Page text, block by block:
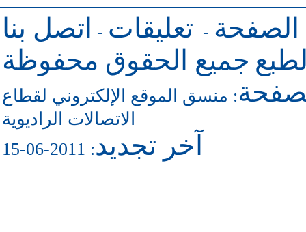
الصفحة - تعليقات -
اتصل بنا
جميع الحقوق محفوظة
: منسق الموقع الإلكتروني لقطاع
الاتصالات الراديوية
آخر تجديد: 2011-06-15